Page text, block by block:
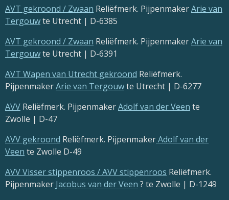
AVT gekroond / Zwaan Reliëfmerk. PijpenmakerArie van
Tergouwte Utrecht | D-6385
AVT gekroond / Zwaan Reliëfmerk. PijpenmakerArie van
Tergouwte Utrecht | D-6391
AVT Wapen van Utrecht gekroond Reliëfmerk.
PijpenmakerArie van Tergouwte Utrecht | D-6277
AVV Reliëfmerk. PijpenmakerAdolf van der Veen te
Zwolle | D-47
AVV gekroond Reliëfmerk. PijpenmakerAdolf van der
Veen te Zwolle D-49
AVV Visser stippenroos / AVV stippenroos Reliëfmerk.
Pijpenmaker Jacobus van der Veen ? te Zwolle | D-1249